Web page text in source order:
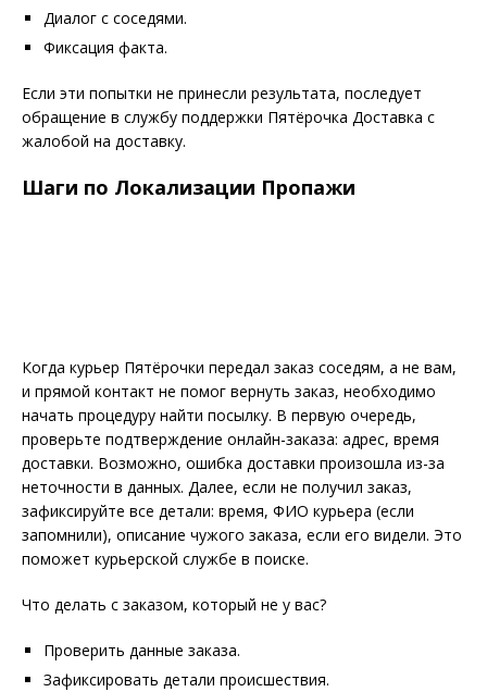
Диалог с соседями.
Фиксация факта.
Если эти попытки не принесли результата, последует
обращение в службу поддержки Пятёрочка Доставка с
жалобой на доставку.
Шаги по Локализации Пропажи
Когда курьер Пятёрочки передал заказ соседям, а не вам,
и прямой контакт не помог вернуть заказ, необходимо
начать процедуру найти посылку. В первую очередь,
проверьте подтверждение онлайн-заказа: адрес, время
доставки. Возможно, ошибка доставки произошла из-за
неточности в данных. Далее, если не получил заказ,
зафиксируйте все детали: время, ФИО курьера (если
запомнили), описание чужого заказа, если его видели. Это
поможет курьерской службе в поиске.
Что делать с заказом, который не у вас?
Проверить данные заказа.
Зафиксировать детали происшествия.